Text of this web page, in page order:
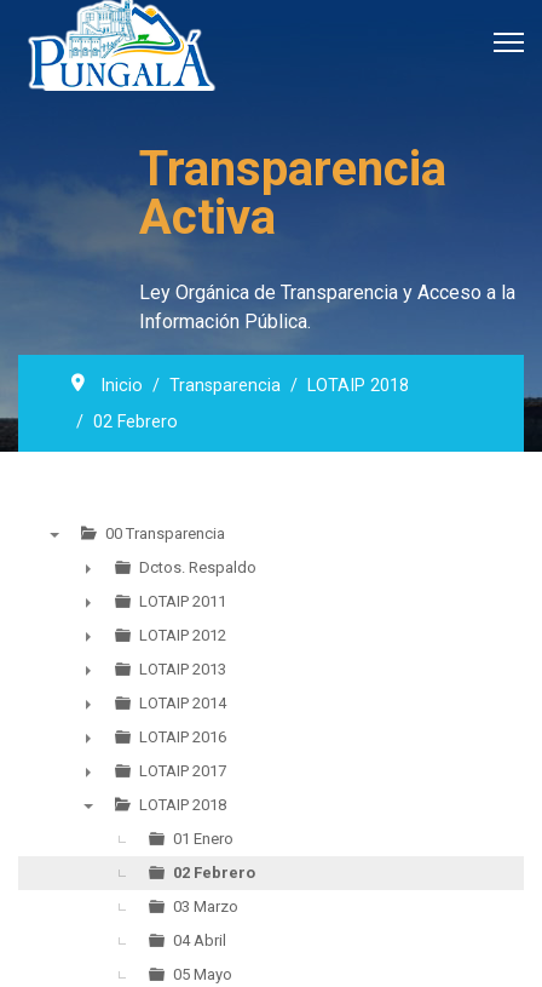
Transparencia
Activa
Ley Orgánica de Transparencia y Acceso a la
Información Pública.
Inicio Transparencia
LOTAIP 2018
02 Febrero
00 Transparencia
►
Dctos. Respaldo
►
LOTAIP 2011
►
LOTAIP 2012
►
LOTAIP 2013
►
LOTAIP 2014
►
LOTAIP 2016
►
LOTAIP 2017
LOTAIP 2018
01 Enero
02 Febrero
03 Marzo
04 Abril
05 Mayo